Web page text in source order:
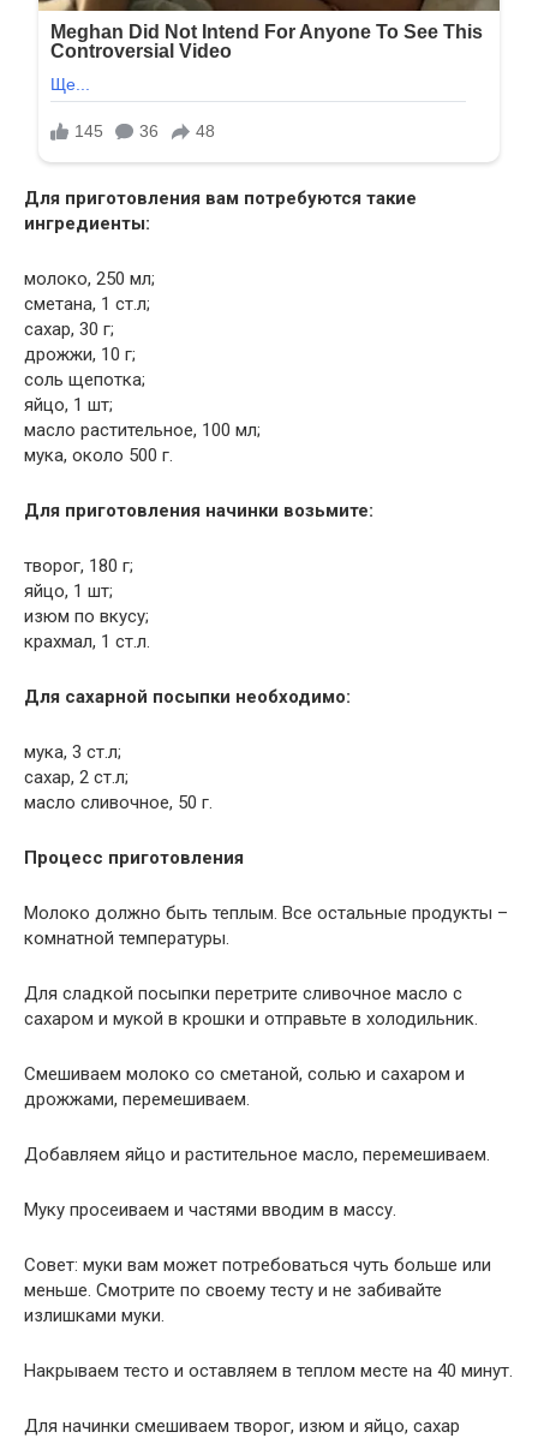
Для приготовления вам потребуются такие
ингредиенты:
молоко, 250 мл;
сметана, 1 ст.л;
сахар, 30 г;
дрожжи, 10 г;
соль щепотка;
яйцо, 1 шт;
масло растительное, 100 мл;
мука, около 500 г.
Для приготовления начинки возьмите:
творог, 180 г;
яйцо, 1 шт;
изюм по вкусу;
крахмал, 1 ст.л.
Для сахарной посыпки необходимо:
мука, 3 ст.л;
сахар, 2 ст.л;
масло сливочное, 50 г.
Процесс приготовления
Молоко должно быть теплым. Все остальные продукты –
комнатной температуры.
Для сладкой посыпки перетрите сливочное масло с
сахаром и мукой в крошки и отправьте в холодильник.
Смешиваем молоко со сметаной, солью и сахаром и
дрожжами, перемешиваем.
Добавляем яйцо и растительное масло, перемешиваем.
Муку просеиваем и частями вводим в массу.
Совет: муки вам может потребоваться чуть больше или
меньше. Смотрите по своему тесту и не забивайте
излишками муки.
Накрываем тесто и оставляем в теплом месте на 40 минут.
Для начинки смешиваем творог, изюм и яйцо, сахар